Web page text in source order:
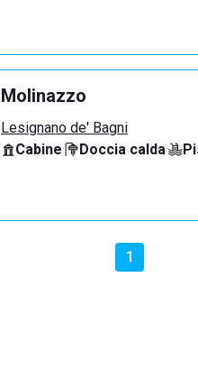
Molinazzo
Lesignano de' Bagni
Cabine· Doccia calda·
1